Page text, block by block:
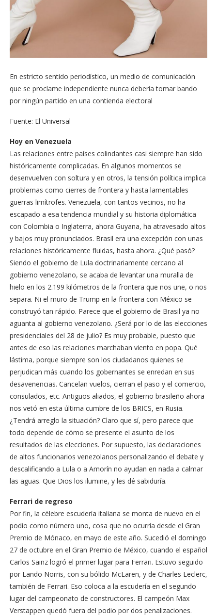
En estricto sentido periodístico, un medio de comunicación
que se proclame independiente nunca debería tomar bando
por ningún partido en una contienda electoral
Fuente: El Universal
Hoy en Venezuela
Las relaciones entre países colindantes casi siempre han sido
históricamente complicadas. En algunos momentos se
desenvuelven con soltura y en otros, la tensión política implica
problemas como cierres de frontera y hasta lamentables
guerras limítrofes. Venezuela, con tantos vecinos, no ha
escapado a esa tendencia mundial y su historia diplomática
con Colombia o Inglaterra, ahora Guyana, ha atravesado altos
y bajos muy pronunciados. Brasil era una excepción con unas
relaciones históricamente fluidas, hasta ahora. ¿Qué pasó?
Siendo el gobierno de Lula doctrinariamente cercano al
gobierno venezolano, se acaba de levantar una muralla de
hielo en los 2.199 kilómetros de la frontera que nos une, o nos
separa. Ni el muro de Trump en la frontera con México se
construyó tan rápido. Parece que el gobierno de Brasil ya no
aguanta al gobierno venezolano. ¿Será por lo de las elecciones
presidenciales del 28 de julio? Es muy probable, puesto que
antes de eso las relaciones marchaban viento en popa. Qué
lástima, porque siempre son los ciudadanos quienes se
perjudican más cuando los gobernantes se enredan en sus
desavenencias. Cancelan vuelos, cierran el paso y el comercio,
consulados, etc. Antiguos aliados, el gobierno brasileño ahora
nos vetó en esta última cumbre de los BRICS, en Rusia.
¿Tendrá arreglo la situación? Claro que sí, pero parece que
todo depende de cómo se presente el asunto de los
resultados de las elecciones. Por supuesto, las declaraciones
de altos funcionarios venezolanos personalizando el debate y
descalificando a Lula o a Amorín no ayudan en nada a calmar
las aguas. Que Dios los ilumine, y les dé sabiduría.
Ferrari de regreso
Por fin, la célebre escudería italiana se monta de nuevo en el
podio como número uno, cosa que no ocurría desde el Gran
Premio de Mónaco, en mayo de este año. Sucedió el domingo
27 de octubre en el Gran Premio de México, cuando el español
Carlos Sainz logró el primer lugar para Ferrari. Estuvo seguido
por Lando Norris, con su bólido McLaren, y de Charles Leclerc,
también de Ferrari. Eso coloca a la escudería en el segundo
lugar del campeonato de constructores. El campeón Max
Verstappen quedó fuera del podio por dos penalizaciones.